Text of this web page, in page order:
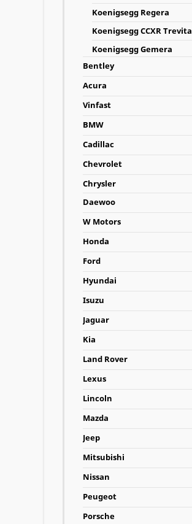
Koenigsegg Regera
Koenigsegg CCXR Trevita
Koenigsegg Gemera
Bentley
Acura
Vinfast
BMW
Cadillac
Chevrolet
Chrysler
Daewoo
W Motors
Honda
Ford
Hyundai
Isuzu
Jaguar
Kia
Land Rover
Lexus
Lincoln
Mazda
Jeep
Mitsubishi
Nissan
Peugeot
Porsche